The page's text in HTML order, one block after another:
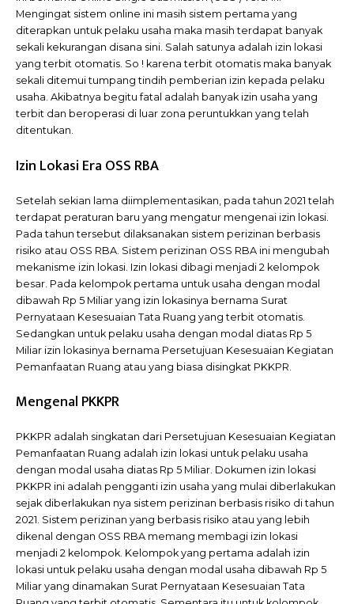
Mengingat sistem online ini masih sistem pertama yang
diterapkan untuk pelaku usaha maka masih terdapat banyak
sekali kekurangan disana sini. Salah satunya adalah izin lokasi
yang terbit otomatis. So ! karena terbit otomatis maka banyak
sekali ditemui tumpang tindih pemberian izin kepada pelaku
usaha. Akibatnya begitu fatal adalah banyak izin usaha yang
terbit dan beroperasi di luar zona peruntukkan yang telah
ditentukan.
Izin Lokasi Era OSS RBA
Setelah sekian lama diimplementasikan, pada tahun 2021 telah
terdapat peraturan baru yang mengatur mengenai izin lokasi.
Pada tahun tersebut dilaksanakan sistem perizinan berbasis
risiko atau OSS RBA. Sistem perizinan OSS RBA ini mengubah
mekanisme izin lokasi. Izin lokasi dibagi menjadi 2 kelompok
besar. Pada kelompok pertama untuk usaha dengan modal
dibawah Rp 5 Miliar yang izin lokasinya bernama Surat
Pernyataan Kesesuaian Tata Ruang yang terbit otomatis.
Sedangkan untuk pelaku usaha dengan modal diatas Rp 5
Miliar izin lokasinya bernama Persetujuan Kesesuaian Kegiatan
Pemanfaatan Ruang atau yang biasa disingkat PKKPR.
Mengenal PKKPR
PKKPR adalah singkatan dari Persetujuan Kesesuaian Kegiatan
Pemanfaatan Ruang adalah izin lokasi untuk pelaku usaha
dengan modal usaha diatas Rp 5 Miliar. Dokumen izin lokasi
PKKPR ini adalah pengganti izin usaha yang mulai diberlakukan
sejak diberlakukan nya sistem perizinan berbasis risiko di tahun
2021. Sistem perizinan yang berbasis risiko atau yang lebih
dikenal dengan OSS RBA memang membagi izin lokasi
menjadi 2 kelompok. Kelompok yang pertama adalah izin
lokasi untuk pelaku usaha dengan modal usaha dibawah Rp 5
Miliar yang dinamakan Surat Pernyataan Kesesuaian Tata